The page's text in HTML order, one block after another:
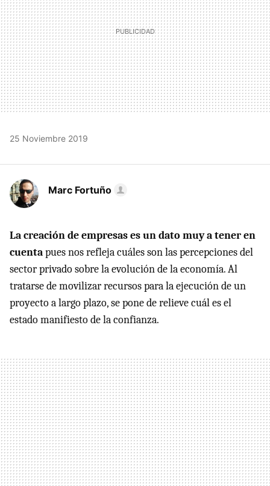
25 Noviembre 2019
Marc Fortuño
La creación de empresas es un dato muy a tener en
cuentapues nos refleja cuáles son las percepciones del
sector privado sobre la evolución de la economía. Al
tratarse de movilizar recursos para la ejecución de un
proyecto a largo plazo, se pone de relieve cuál es el
estado manifiesto de la confianza.